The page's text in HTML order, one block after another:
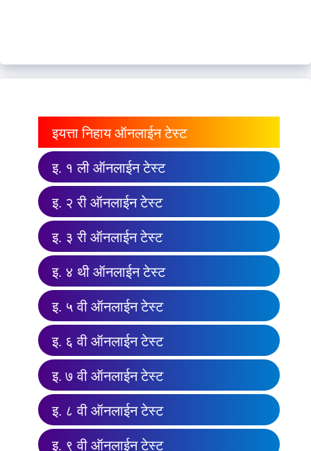
इयत्ता निहाय ऑनलाईन टेस्ट
इ. १ ली ऑनलाईन टेस्ट
इ. २ री ऑनलाईन टेस्ट
इ. ३ री ऑनलाईन टेस्ट
इ. ४ थी ऑनलाईन टेस्ट
इ. ५ वी ऑनलाईन टेस्ट
इ. ६ वी ऑनलाईन टेस्ट
इ. ७ वी ऑनलाईन टेस्ट
इ. ८ वी ऑनलाईन टेस्ट
इ. ९ वी ऑनलाईन टेस्ट